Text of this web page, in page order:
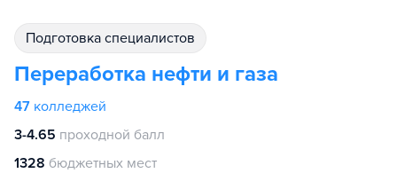
подготовка специалистов
Переработка нефти и газа
47 колледжей
3-4.65 проходной балл
1328 бюджетных мест